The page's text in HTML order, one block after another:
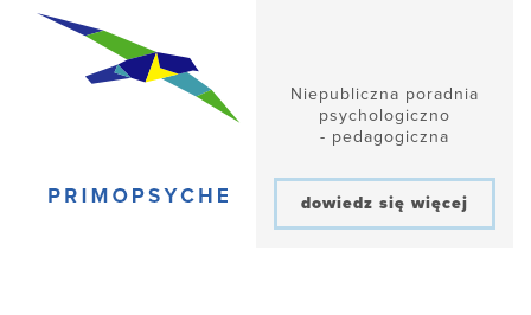
Niepubliczna poradnia
psychologiczno
- pedagogiczna
dowiedz się więcej